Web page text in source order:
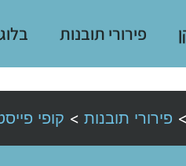
פירורי תובנות
> פירורי תובנות > קופי